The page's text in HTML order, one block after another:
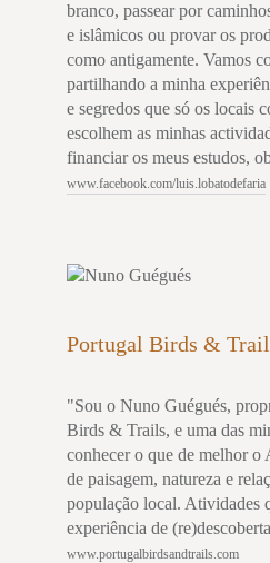
branco, passear por
e islâmicos ou provar os
como antigamente. Vamos
partilhando a minha
e segredos que só os locais
escolhem as minhas
financiar os meus estudos,
www.facebook.com/luis.lobatodefaria
Portugal Birds &
"Sou o Nuno Guégués,
Birds & Trails, e uma das
conhecer o que de melhor o
de paisagem, natureza e
população local. Atividades
experiência de
www.portugalbirdsandtrails.com